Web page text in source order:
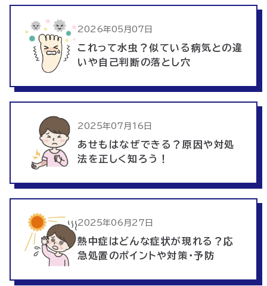
これって水虫？似ている病気との違
いや自己判断の落とし穴
2026年05月07日
あせもはなぜできる？原因や対処
法を正しく知ろう！
2025年07月16日
熱中症はどんな症状が現れる？応
急処置のポイントや対策・予防
2025年06月27日